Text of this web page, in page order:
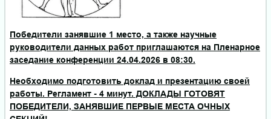
Победители занявшие 1 место, а также научные
руководители данных работ приглашаются на Пленарное
заседание конференции 24.04.2026 в 08:30.
Необходимо подготовить доклад и презентацию своей
работы. Регламент - 4 минут. ДОКЛАДЫ ГОТОВЯТ
ПОБЕДИТЕЛИ, ЗАНЯВШИЕ ПЕРВЫЕ МЕСТА ОЧНЫХ